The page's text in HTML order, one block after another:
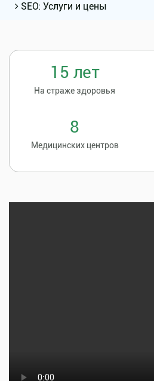
SEO: Услуги и цены
15 лет
На страже здоровья
8
Медицинских центров